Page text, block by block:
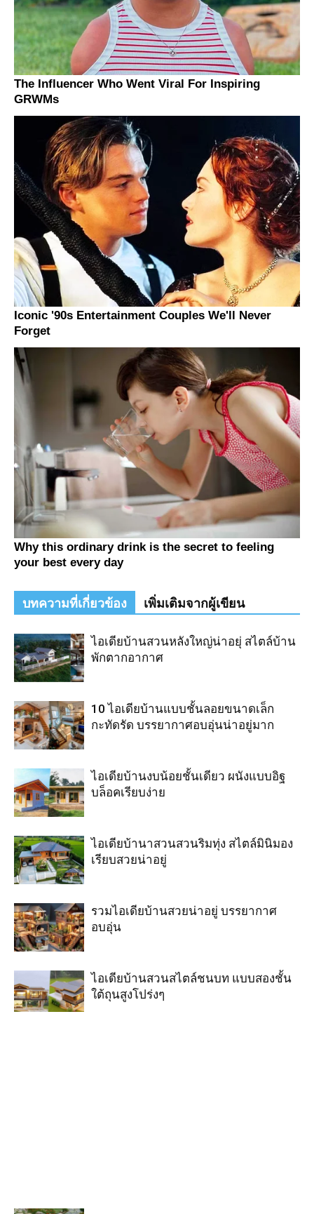
บทความที่เกี่ยวข้อง เพิ่มเติมจากผู้เขียน
ไอเดียบ้านสวนหลังใหญ่น่าอยุ่ สไตล์บ้าน
พักตากอากาศ
10 ไอเดียบ้านแบบชั้นลอยขนาดเล็ก
กะทัดรัด บรรยากาศอบอุ่นน่าอยู่มาก
ไอเดียบ้านงบน้อยชั้นเดียว ผนังแบบอิฐ
บล็อคเรียบง่าย
ไอเดียบ้านาสวนสวนริมทุ่ง สไตล์มินิมอง
เรียบสวยน่าอยู่
รวมไอเดียบ้านสวยน่าอยู่ บรรยากาศ
อบอุ่น
ไอเดียบ้านสวนสไตล์ชนบท แบบสองชั้น
ใต้ถุนสูงโปร่งๆ